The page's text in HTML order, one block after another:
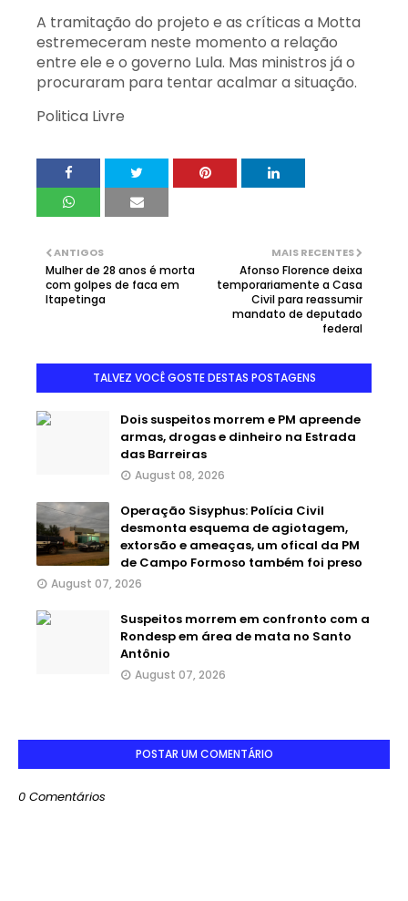
A tramitação do projeto e as críticas a Motta
estremeceram neste momento a relação
entre ele e o governo Lula. Mas ministros já o
procuraram para tentar acalmar a situação.
Politica Livre
MAIS RECENTES
Afonso Florence deixa
temporariamente a Casa
Civil para reassumir
mandato de deputado
federal
ANTIGOS
Mulher de 28 anos é morta
com golpes de faca em
Itapetinga
TALVEZ VOCÊ GOSTE DESTAS POSTAGENS
Dois suspeitos morrem e PM apreende
armas, drogas e dinheiro na Estrada
das Barreiras
August 08, 2026
Operação Sisyphus: Polícia Civil
desmonta esquema de agiotagem,
extorsão e ameaças, um ofical da PM
de Campo Formoso também foi preso
August 07, 2026
Suspeitos morrem em confronto com a
Rondesp em área de mata no Santo
Antônio
August 07, 2026
POSTAR UM COMENTÁRIO
0 Comentários